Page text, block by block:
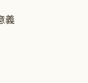
義